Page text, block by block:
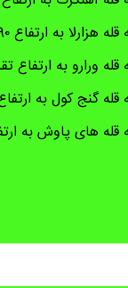
به ارتفاع ۳۵۹۰ متر
به ارتفاع تقریبی
کول به ارتفاع ۳۰۶۰